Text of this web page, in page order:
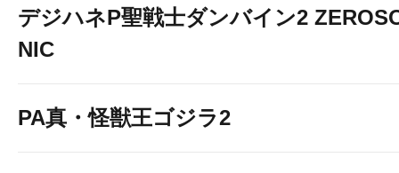
デジハネP聖戦士ダンバイン2
NIC
PA真・怪獣王ゴジラ2